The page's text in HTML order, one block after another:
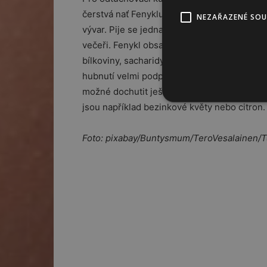
čerstvá nať Fenyklu obecného. Z této nati
vývar. Pije se jedna sklenice po obědě a
večeři. Fenykl obsahuje silici (éterický
bílkoviny, sacharidy, pektin a další látky, které
hubnutí velmi podpoří. Tento fenyklový
možné dochutit ještě nějakou jinou bylinou.
jsou například bezinkové květy nebo citron.
Foto: pixabay/Buntysmum/TeroVesalainen/
NEZAŘAZENÉ